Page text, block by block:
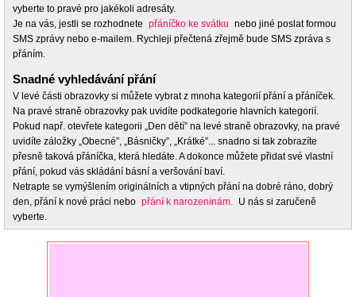
vyberte to pravé pro jakékoli adresáty.
Je na vás, jestli se rozhodnete přáníčko ke svátku nebo jiné poslat formou
SMS zprávy nebo e-mailem. Rychleji přečtená zřejmě bude SMS zpráva s
přáním.
Snadné vyhledávání přání
V levé části obrazovky si můžete vybrat z mnoha kategorií přání a přáníček.
Na pravé straně obrazovky pak uvidíte podkategorie hlavních kategorií.
Pokud např. otevřete kategorii „Den dětí” na levé straně obrazovky, na pravé
uvidíte záložky „Obecné”, „Básničky”, „Krátké”... snadno si tak zobrazíte
přesně taková přáníčka, která hledáte. A dokonce můžete přidat své vlastní
přání, pokud vás skládání básní a veršování baví.
Netrapte se vymýšlením originálních a vtipných přání na dobré ráno, dobrý
den, přání k nové práci nebo přání k narozeninám. U nás si zaručeně
vyberte.